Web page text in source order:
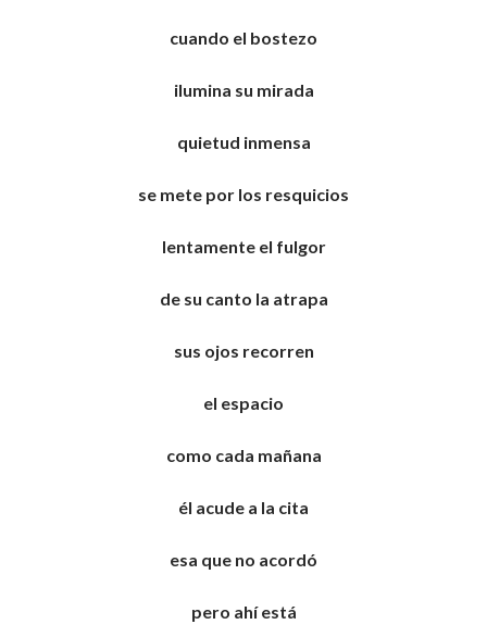
cuando el bostezo
ilumina su mirada
quietud inmensa
se mete por los resquicios
lentamente el fulgor
de su canto la atrapa
sus ojos recorren
el espacio
como cada mañana
él acude a la cita
esa que no acordó
pero ahí está